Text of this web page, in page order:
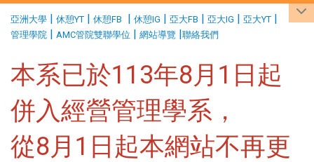
亞洲大學 | 休憩YT | 休憩FB | 休憩IG | 亞大FB | 亞大IG | 亞大YT |
管理學院 | AMC管院雙聯學位 | 網站導覽 |聯絡我們
本系已於113年8月1日起
併入經營管理學系，
從8月1日起本網站不再更